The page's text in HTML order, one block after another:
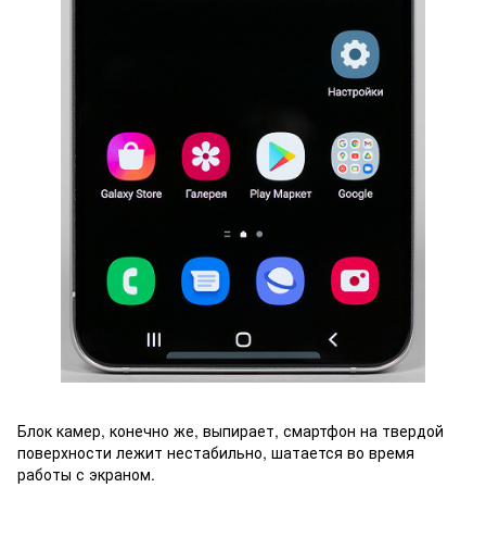
Блок камер, конечно же, выпирает, смартфон на твердой
поверхности лежит нестабильно, шатается во время
работы с экраном.